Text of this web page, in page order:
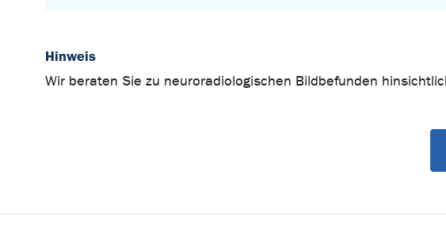
Hinweis
Wir beraten Sie zu neuroradiologischen Bildbefunden